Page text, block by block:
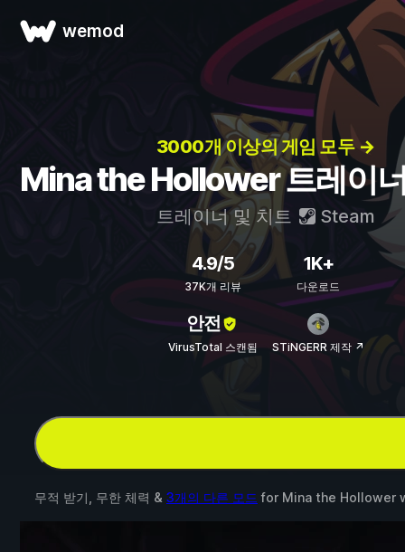
wemod
3000개 이상의 게임 모두 →
Mina the Hollower 트레이
트레이너 및 치트 Steam
4.9/5
37K개 리뷰
1K+
다운로드
안전
VirusTotal 스캔됨 STiNGERR 제작 ↗
무적 받기, 무한 체력 & 3개의 다른 모드 for Mina the Hollower